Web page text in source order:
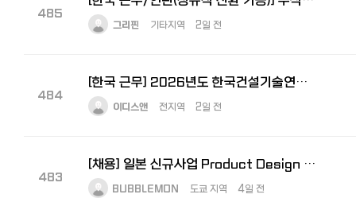
485
그리핀 기타지역 2일 전
484
[한국 근무] 2026년도 한국건설기술연구원 2차 정규직 채용 공고
이디스앤 전지역 2일 전
483
[채용] 일본 신규사업 Product Design Lead 모집｜도쿄 거주·일본어 가능자
BUBBLEMON 도쿄 지역 4일 전